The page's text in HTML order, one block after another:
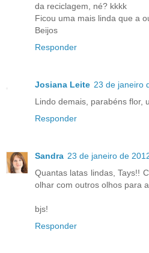
da reciclagem, né? kkkk
Ficou uma mais linda que a
Beijos
Responder
Josiana Leite 23 de janeiro
Lindo demais, parabéns flor,
Responder
Sandra 23 de janeiro de
Quantas latas lindas, Tays!!
olhar com outros olhos para
bjs!
Responder